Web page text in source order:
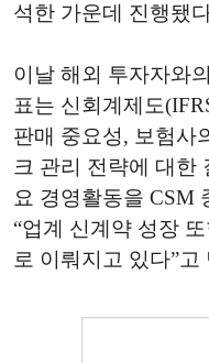
석한 가운데 진행됐
이날 해외 투자자와
표는 신회계제도
판매 중요성, 보험사
크 관리 전략에 대한
요 경영활동을 CSM
“업계 신계약 성장
로 이뤄지고 있다”고